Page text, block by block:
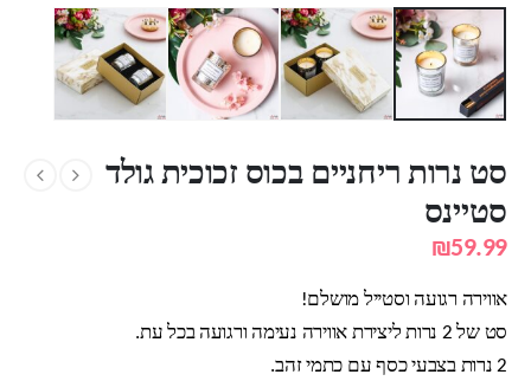
סט נרות ריחניים בכוס זכוכית גולד
סטיינס
₪59.99
אווירה רגועה וסטייל מושלם!
סט של 2 נרות ליצירת אווירה נעימה ורגועה בכל עת.
2 נרות בצבעי כסף עם כתמי זהב.